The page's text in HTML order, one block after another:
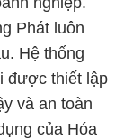
Phát luôn
Hệ thống
được thiết lập
và an toàn
của Hóa